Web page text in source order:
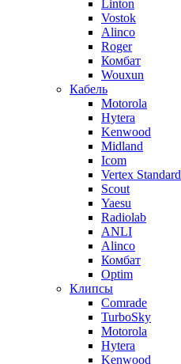
Linton
Vostok
Alinco
Roger
Комбат
Wouxun
Кабель
Motorola
Hytera
Kenwood
Midland
Icom
Vertex Standard
Scout
Yaesu
Radiolab
ANLI
Alinco
Комбат
Optim
Клипсы
Comrade
TurboSky
Motorola
Hytera
Kenwood